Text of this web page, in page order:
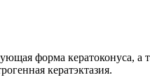
форма кератоконуса,
кератэктазия.